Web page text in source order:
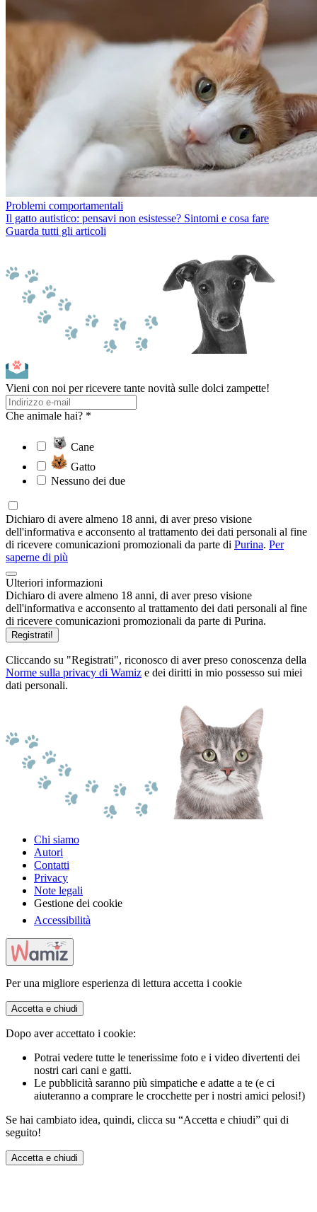
Problemi comportamentali
Il gatto autistico: pensavi non esistesse? Sintomi e cosa fare
Guarda tutti gli articoli
Vieni con noi per ricevere tante novità sulle dolci zampette!
Che animale hai? *
Cane
Gatto
Nessuno dei due
Dichiaro di avere almeno 18 anni, di aver preso visione
dell'informativa e acconsento al trattamento dei dati personali al fine
di ricevere comunicazioni promozionali da parte di Purina. Per
saperne di più
Ulteriori informazioni
Dichiaro di avere almeno 18 anni, di aver preso visione
dell'informativa e acconsento al trattamento dei dati personali al fine
di ricevere comunicazioni promozionali da parte di Purina.
Registrati!
Cliccando su "Registrati", riconosco di aver preso conoscenza della
Norme sulla privacy di Wamiz e dei diritti in mio possesso sui miei
dati personali.
Chi siamo
Autori
Contatti
Privacy
Note legali
Gestione dei cookie
Accessibilità
Per una migliore esperienza di lettura accetta i cookie
Accetta e chiudi
Dopo aver accettato i cookie:
Potrai vedere tutte le tenerissime foto e i video divertenti dei
nostri cari cani e gatti.
Le pubblicità saranno più simpatiche e adatte a te (e ci
aiuteranno a comprare le crocchette per i nostri amici pelosi!)
Se hai cambiato idea, quindi, clicca su “Accetta e chiudi” qui di
seguito!
Accetta e chiudi